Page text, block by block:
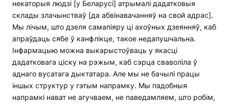
некаторыя людзі [у Беларусі] атрымалі дадатковыя
склады злачынстваў [да абвінавачанняў на свой адрас].
Мы лічым, што дзеля самапіяру ці ахоўных дзеянняў, каб
апраўдаць сябе ў канфлікце, такое недапушчальна.
Інфармацыю можна выкарыстоўваць у якасці
дадатковага ціску на рэжым, каб сэрца сваволіла ў
аднаго вусатага дыктатара. Але мы не бачылі працы
іншых структур у гэтым напрамку. Мы падобныя
напрамкі нават не агучваем, не паведамляем, што робім,